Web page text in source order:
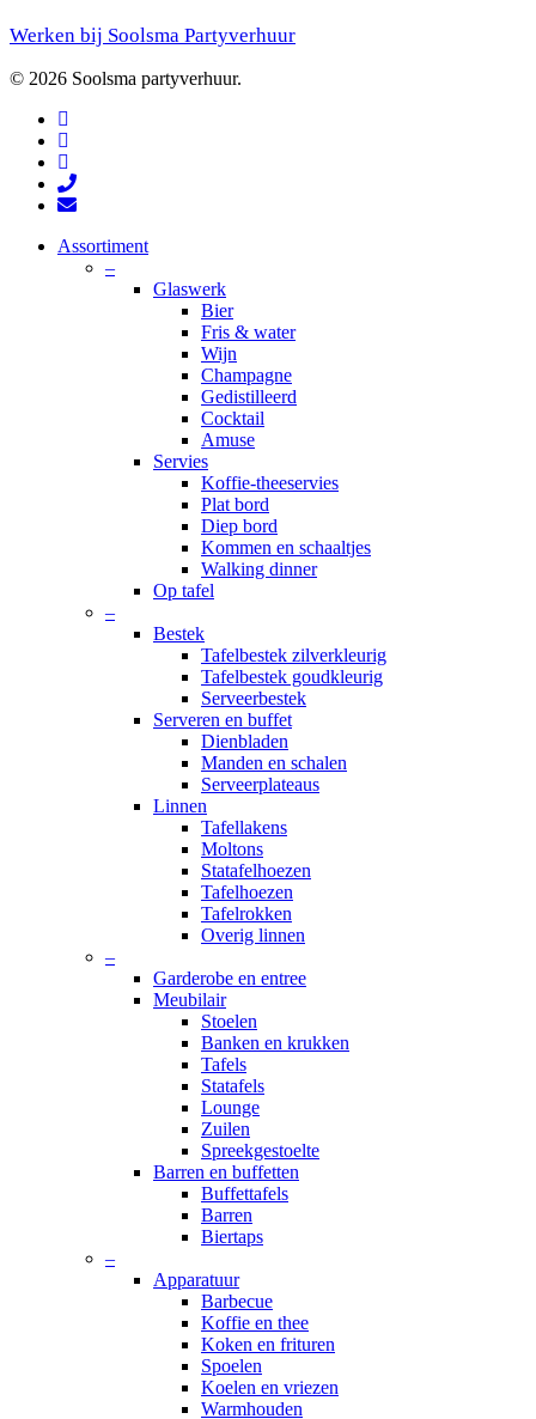
Werken bij Soolsma Partyverhuur
© 2026 Soolsma partyverhuur.
facebook
pinterest
instagram
phone
email
Close
Assortiment
–
Glaswerk
Bier
Fris & water
Wijn
Champagne
Gedistilleerd
Cocktail
Amuse
Servies
Koffie-theeservies
Plat bord
Diep bord
Kommen en schaaltjes
Walking dinner
Op tafel
–
Bestek
Tafelbestek zilverkleurig
Tafelbestek goudkleurig
Serveerbestek
Serveren en buffet
Dienbladen
Manden en schalen
Serveerplateaus
Linnen
Tafellakens
Moltons
Statafelhoezen
Tafelhoezen
Tafelrokken
Overig linnen
–
Garderobe en entree
Meubilair
Stoelen
Banken en krukken
Tafels
Statafels
Lounge
Zuilen
Spreekgestoelte
Barren en buffetten
Buffettafels
Barren
Biertaps
–
Apparatuur
Barbecue
Koffie en thee
Koken en frituren
Spoelen
Koelen en vriezen
Warmhouden